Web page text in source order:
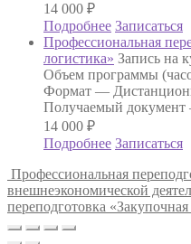
14 000 ₽
Подробнее Записаться
Профессиональная
логистика» Запись на
Объем программы
Формат —
Получаемый
14 000 ₽
Подробнее Записаться
Профессиональная
внешнеэкономической
переподготовка